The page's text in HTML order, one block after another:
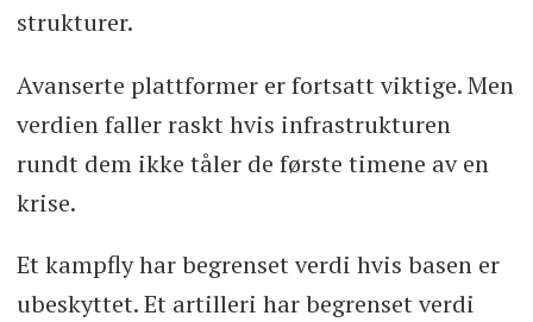
strukturer.
Avanserte plattformer er fortsatt viktige. Men
verdien faller raskt hvis infrastrukturen
rundt dem ikke tåler de første timene av en
krise.
Et kampfly har begrenset verdi hvis basen er
ubeskyttet. Et artilleri har begrenset verdi